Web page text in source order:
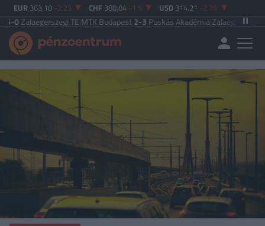
EUR 363.18 -2.23 CHF 388.84 -1.5 USD 314.21 -2.76
TE|MTK Budapest2-3Puskás Akadémia|Zalaegerszegi TE5-2 Paksi